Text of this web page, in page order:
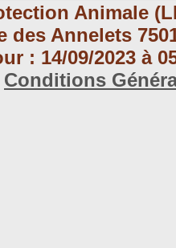
Animale
des Annelets
: 14/09/2023 à
Conditions